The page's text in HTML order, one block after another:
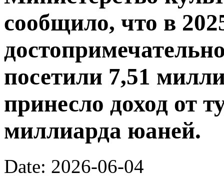
сообщило, что в
посетили 7,51
принесло доход от
миллиарда юаней.
Date: 2026-06-04